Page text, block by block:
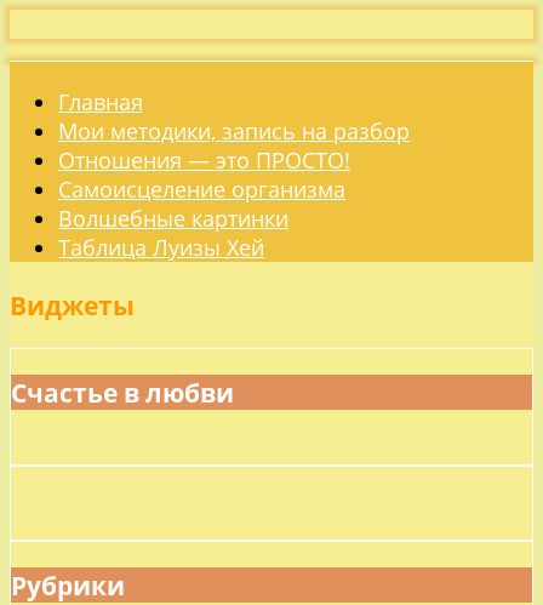
Главная
Мои методики, запись на разбор
Отношения — это ПРОСТО!
Самоисцеление организма
Волшебные картинки
Таблица Луизы Хей
Виджеты
Счастье в любви
Рубрики